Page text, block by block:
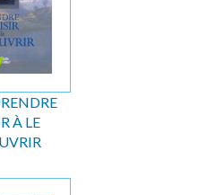
À LE